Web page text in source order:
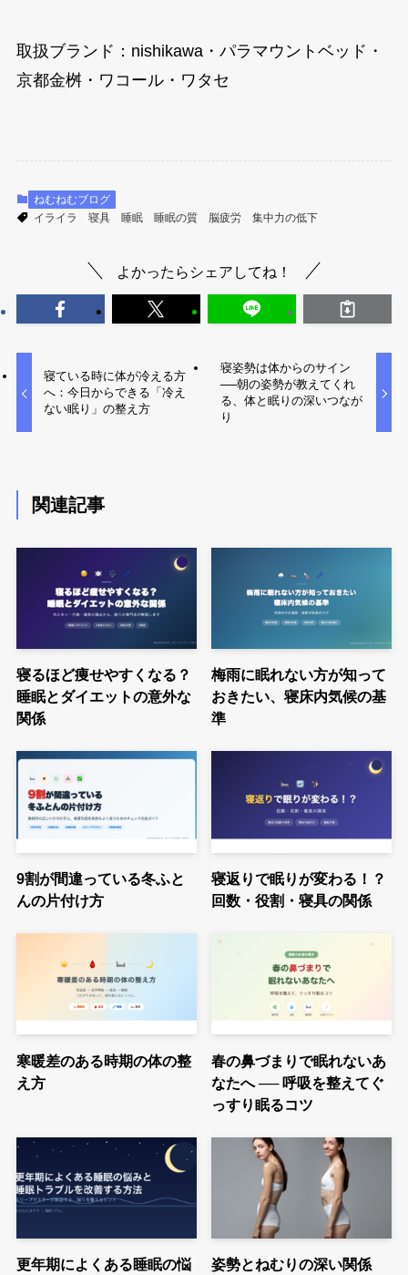
取扱ブランド：nishikawa・パラマウントベッド・
京都金桝・ワコール・ワタセ
ねむねむブログ
イライラ
寝具 睡眠 睡眠の質 脳疲労 集中力の低下
よかったらシェアしてね！
寝ている時に体が冷える方
へ：今日からできる「冷え
ない眠り」の整え方
寝姿勢は体からのサイン
──朝の姿勢が教えてくれ
る、体と眠りの深いつなが
り
関連記事
寝るほど痩せやすくなる？
睡眠とダイエットの意外な
関係
梅雨に眠れない方が知って
おきたい、寝床内気候の基
準
9割が間違っている冬ふと
んの片付け方
寝返りで眠りが変わる！？
回数・役割・寝具の関係
寒暖差のある時期の体の整
え方
春の鼻づまりで眠れないあ
なたへ ── 呼吸を整えてぐ
っすり眠るコツ
更年期によくある睡眠の悩 姿勢とねむりの深い関係